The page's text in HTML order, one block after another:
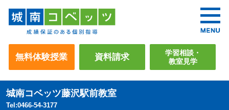
無料体験授業 資料請求
学習相談・
教室見学
城南コベッツ藤沢駅前教室
Tel:0466-54-3177